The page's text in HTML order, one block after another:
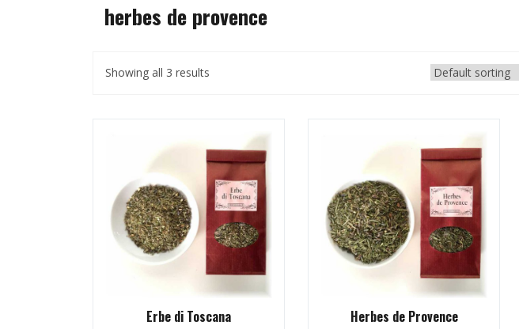
herbes de provence
Showing all 3 results
Erbe di Toscana Herbes de Provence